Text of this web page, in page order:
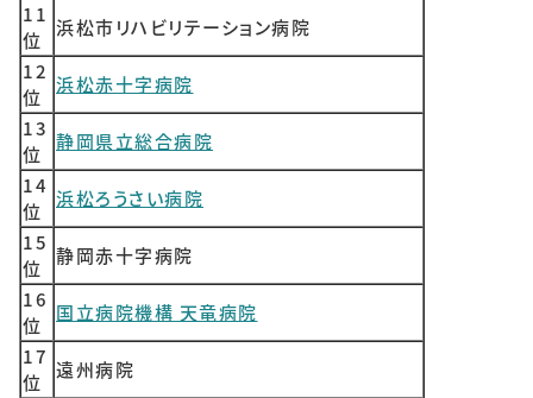
11
位 浜松市リハビリテーション病院
12
位 浜松赤十字病院
13
位 静岡県立総合病院
14
位 浜松ろうさい病院
15
位 静岡赤十字病院
16
位
国立病院機構 天竜病院
17
位 遠州病院